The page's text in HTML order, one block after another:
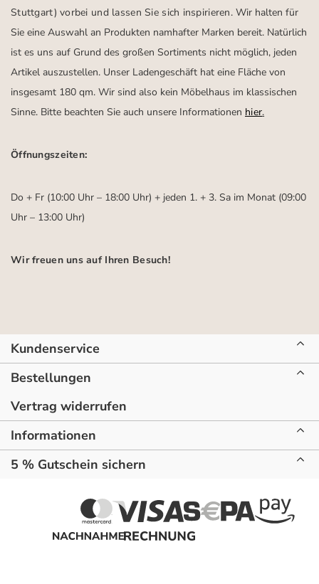
Stuttgart) vorbei und lassen Sie sich inspirieren.Wir halten für
Sie eine Auswahl an Produkten namhafter Marken bereit. Natürlich
ist es uns auf Grund des großen Sortiments nicht möglich, jeden
Artikel auszustellen. Unser Ladengeschäft hat eine Fläche von
insgesamt 180 qm. Wir sind also kein Möbelhaus im klassischen
Sinne. Bitte beachten Sie auch unsere Informationen hier.
Öffnungszeiten:
Do + Fr (10:00 Uhr – 18:00 Uhr) + jeden 1. + 3. Sa im Monat (09:00
Uhr – 13:00 Uhr)
Wir freuen uns auf Ihren Besuch!
Kundenservice
Bestellungen
Vertrag widerrufen
Informationen
5 % Gutschein sichern